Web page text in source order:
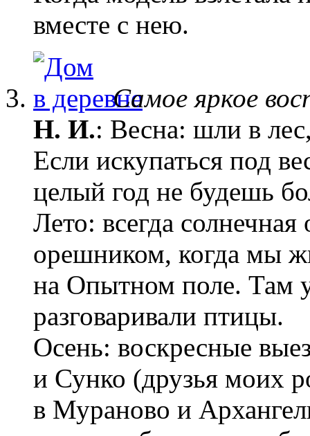
вместе с нею.
Самое яркое
Н. И.: Весна: шли в
Если искупаться под
целый год не будешь
Лето: всегда
орешником, когда мы
на Опытном поле. Там
разговаривали птицы.
Осень: воскресные
и Сунко (друзья моих
в Мураново и